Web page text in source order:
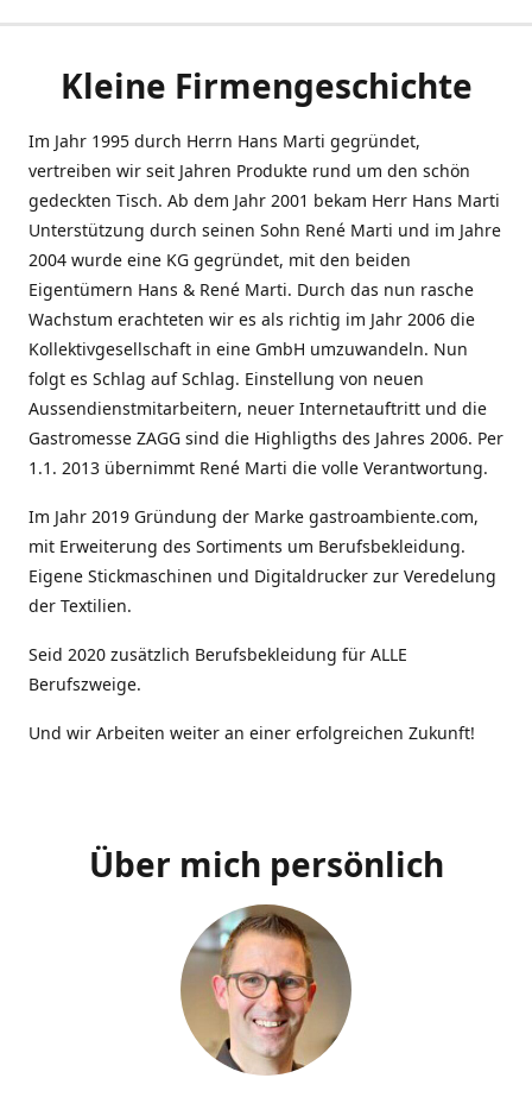
Kleine Firmengeschichte
Im Jahr 1995 durch Herrn Hans Marti gegründet,
vertreiben wir seit Jahren Produkte rund um den schön
gedeckten Tisch. Ab dem Jahr 2001 bekam Herr Hans Marti
Unterstützung durch seinen Sohn René Marti und im Jahre
2004 wurde eine KG gegründet, mit den beiden
Eigentümern Hans & René Marti. Durch das nun rasche
Wachstum erachteten wir es als richtig im Jahr 2006 die
Kollektivgesellschaft in eine GmbH umzuwandeln. Nun
folgt es Schlag auf Schlag. Einstellung von neuen
Aussendienstmitarbeitern, neuer Internetauftritt und die
Gastromesse ZAGG sind die Highligths des Jahres 2006. Per
1.1. 2013 übernimmt René Marti die volle Verantwortung.
Im Jahr 2019 Gründung der Marke gastroambiente.com,
mit Erweiterung des Sortiments um Berufsbekleidung.
Eigene Stickmaschinen und Digitaldrucker zur Veredelung
der Textilien.
Seid 2020 zusätzlich Berufsbekleidung für ALLE
Berufszweige.
Und wir Arbeiten weiter an einer erfolgreichen Zukunft!
Über mich persönlich